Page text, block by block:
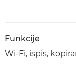
Funkcije
Wi-Fi, ispis,